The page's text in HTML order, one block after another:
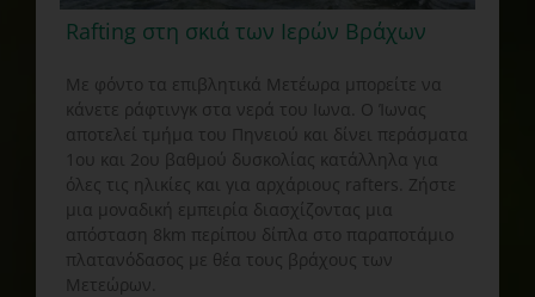
Rafting στη σκιά των Ιερών Βράχων
Με φόντο τα επιβλητικά Μετέωρα μπορείτε να
κάνετε ράφτινγκ στα νερά του Ιωνα. Ο Ίωνας
αποτελεί τμήμα του Πηνειού και δίνει περάσματα
1ου και 2ου βαθμού δυσκολίας κατάλληλα για
όλες τις ηλικίες και για αρχάριους rafters. Ζήστε
μια μοναδική εμπειρία διασχίζοντας μια
απόσταση 8km περίπου δίπλα στο παραποτάμιο
πλατανόδασος με θέα τους βράχους των
Μετεώρων.